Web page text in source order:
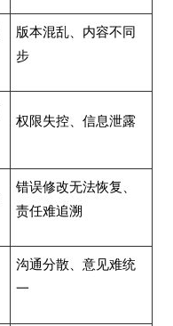
版本混乱、内容不同
步
权限失控、信息泄露
错误修改无法恢复、
责任难追溯
沟通分散、意见难统
一